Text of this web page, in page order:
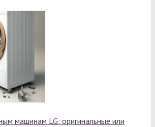
машинам LG: оригинальные или